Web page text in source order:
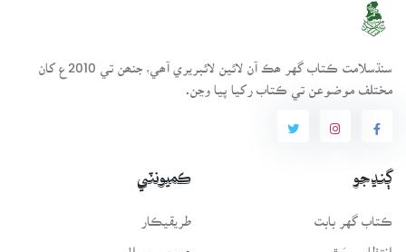
سنڌسلامت ڪتاب گهر ھڪ آن لائين لائبريري آھي، جنھن تي 2010ع کان
مختلف موضوعن تي ڪتاب رکيا پيا وڃن.
ڳنڍجو
ڪتاب گهر بابت
انتظامي سَٿ
ڪميونٽي
طريقيڪار
عمومي سوال